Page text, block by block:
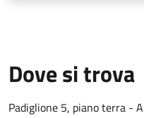
Dove si trova
Padiglione 5, piano terra -